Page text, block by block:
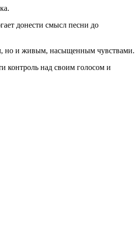
донести смысл песни до
но и живым, насыщенным чувствами.
контроль над своим голосом и